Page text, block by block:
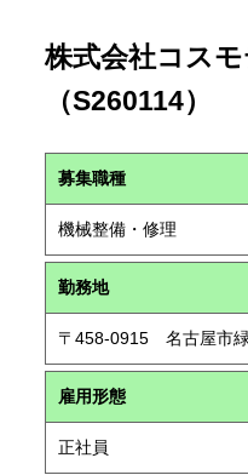
株式会社コス
（S260114）
募集職種
機械整備・修理
勤務地
〒458-0915 名古屋市
雇用形態
正社員